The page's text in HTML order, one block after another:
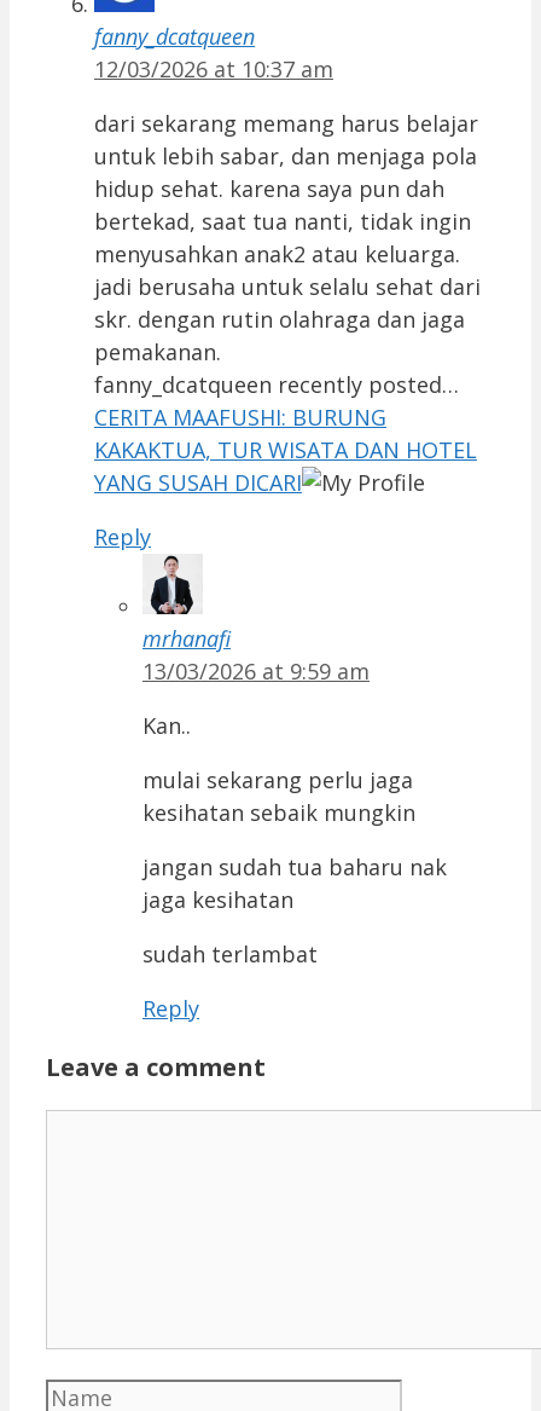
fanny_dcatqueen
12/03/2026 at 10:37 am
dari sekarang memang harus belajar
untuk lebih sabar, dan menjaga pola
hidup sehat. karena saya pun dah
bertekad, saat tua nanti, tidak ingin
menyusahkan anak2 atau keluarga.
jadi berusaha untuk selalu sehat dari
skr. dengan rutin olahraga dan jaga
pemakanan.
fanny_dcatqueen recently posted…
CERITA MAAFUSHI: BURUNG
KAKAKTUA, TUR WISATA DAN HOTEL
YANG SUSAH DICARI
Reply
mrhanafi
13/03/2026 at 9:59 am
Kan..
mulai sekarang perlu jaga
kesihatan sebaik mungkin
jangan sudah tua baharu nak
jaga kesihatan
sudah terlambat
Reply
Leave a comment
Name